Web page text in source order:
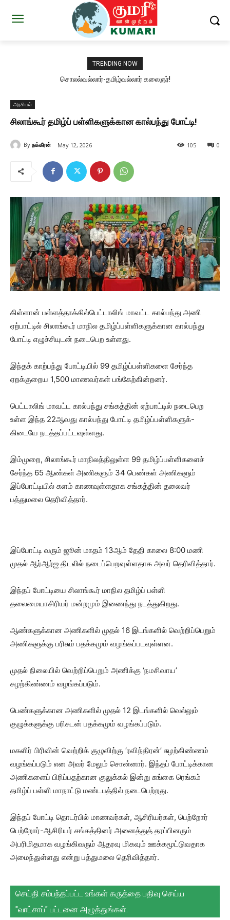
TRENDING NOW
சொலல்வல்லார்-தமிழ்வல்லார் கலைஞர்!
அரசியல்
சிலாங்கூர் தமிழ்ப் பள்ளிகளுக்கான கால்பந்து போட்டி!
By நக்கீரன் May 12, 2026 0
105
கிள்ளான் பள்ளத்தாக்கில்பெட்டாலிங் மாவட்ட கால்பந்து அணி
ஏற்பாட்டில் சிலாங்கூர் மாநில தமிழ்ப்பள்ளிகளுக்கான கால்பந்து
போட்டி எழுச்சியுடன் நடைபெற உள்ளது.
இந்தக் காற்பந்து போட்டியில் 99 தமிழ்ப்பள்ளிகளை சேர்ந்த
ஏறக்குறைய 1,500 மாணவர்கள் பங்கேற்கின்றனர்.
பெட்டாலிங் மாவட்ட கால்பந்து சங்கத்தின் ஏற்பாட்டில் நடைபெற
உள்ள இந்த 22ஆவது கால்பந்து போட்டி தமிழ்ப்பள்ளிகளுக்-
கிடையே நடத்தப்பட்டவுள்ளது.
இம்முறை, சிலாங்கூர் மாநிலத்திலுள்ள 99 தமிழ்ப்பள்ளிகளைச்
சேர்ந்த 65 ஆண்கள் அணிகளும் 34 பெண்கள் அணிகளும்
இப்போட்டியில் களம் காணவுள்ளதாக சங்கத்தின் தலைவர்
பத்துமலை தெரிவித்தார்.
இப்போட்டி வரும் ஜூன் மாதம் 13ஆம் தேதி காலை 8:00 மணி
முதல் ஆர்ஆர்ஐ திடலில் நடைப்பெறவுள்ளதாக அவர் தெரிவித்தார்.
இந்தப் போட்டியை சிலாங்கூர் மாநில தமிழ்ப் பள்ளி
தலைமையாசிரியர் மன்றமும் இணைந்து நடத்துகிறது.
ஆண்களுக்கான அணிகளில் முதல் 16 இடங்களில் வெற்றிப்பெறும்
அணிகளுக்கு பரிசும் பதக்கமும் வழங்கப்படவுள்ளன.
முதல் நிலையில் வெற்றிப்பெறும் அணிக்கு ‘நமசிவாய’
சுழற்கிண்ணம் வழங்கப்படும்.
பெண்களுக்கான அணிகளில் முதல் 12 இடங்களில் வெல்லும்
குழுக்களுக்கு பரிசுடன் பதக்கமும் வழங்கப்படும்.
மகளிர் பிரிவின் வெற்றிக் குழுவிற்கு ‘ரவிந்திரன்’ சுழற்கிண்ணம்
வழங்கப்படும் என அவர் மேலும் சொன்னார். இந்தப் போட்டிக்கான
அணிகளைப் பிரிப்பதற்கான குலுக்கல் இன்று சுங்கை ரெங்கம்
தமிழ்ப் பள்ளி மாநாட்டு மண்டபத்தில் நடைபெற்றது.
இந்தப் போட்டி தொடர்பில் மாணவர்கள், ஆசிரியர்கள், பெற்றோர்
பெற்றோர்-ஆசிரியர் சங்கத்தினர் அனைத்துத் தரப்பினரும்
அபரிமிதமாக வழங்கிவரும் ஆதரவு மிகவும் ஊக்கமூட்டுவதாக
அமைந்துள்ளது என்று பத்துமலை தெரிவித்தார்.
செய்தி சம்பந்தப்பட்ட உங்கள் கருத்தை பதிவு செய்ய
"வாட்சாப்" பட்டனை அழுத்துங்கள்.